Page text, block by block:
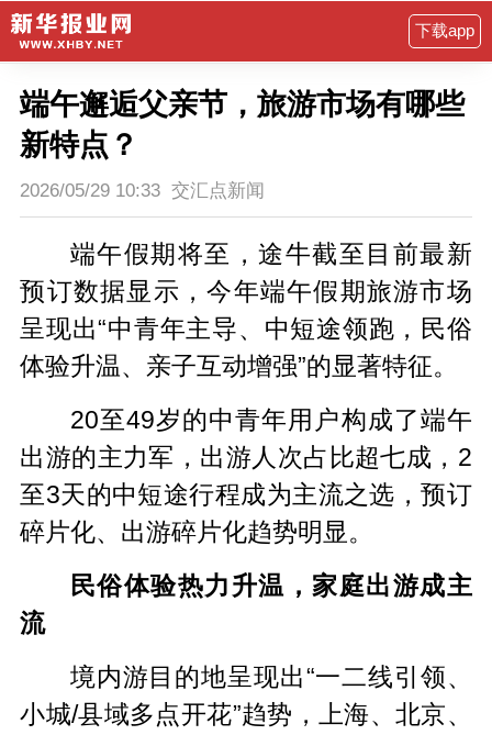
下载app
端午邂逅父亲节，旅游市场有哪些
新特点？
2026/05/29 10:33 交汇点新闻
端午假期将至，途牛截至目前最新
预订数据显示，今年端午假期旅游市场
呈现出“中青年主导、中短途领跑，民俗
体验升温、亲子互动增强”的显著特征。
20至49岁的中青年用户构成了端午
出游的主力军，出游人次占比超七成，2
至3天的中短途行程成为主流之选，预订
碎片化、出游碎片化趋势明显。
民俗体验热力升温，家庭出游成主
流
境内游目的地呈现出“一二线引领、
小城/县域多点开花”趋势，上海、北京、